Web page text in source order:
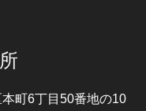
町6丁目50番地の10